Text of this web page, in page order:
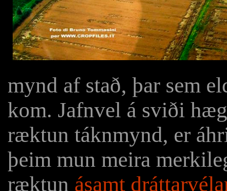
mynd af stað, þar sem
kom. Jafnvel á sviði
ræktun táknmynd, er
þeim mun meira
ræktun ásamt